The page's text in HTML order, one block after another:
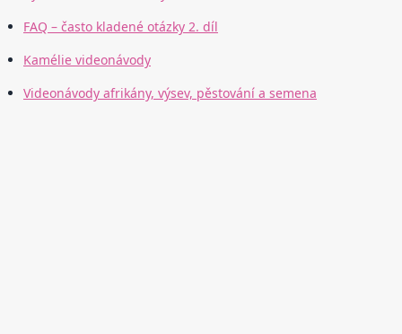
FAQ – často kladené otázky 2. díl
Kamélie videonávody
Videonávody afrikány, výsev, pěstování a semena